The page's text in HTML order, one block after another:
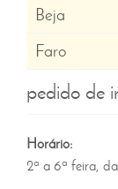
Beja
Faro
pedido de
Horário:
2ª a 6ª feira,